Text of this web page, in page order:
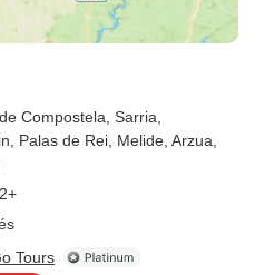
Compostela , Sarria
, Palas de Rei , Melide , Arzua
Tours